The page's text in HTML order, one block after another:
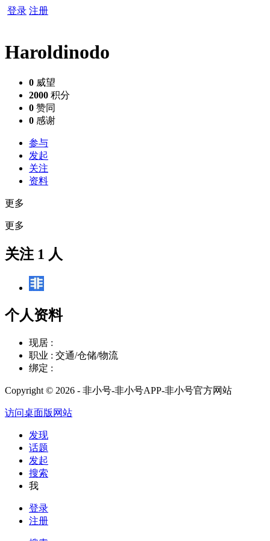
登录 注册
Haroldinodo
0 威望
2000 积分
0 赞同
0 感谢
参与
发起
关注
资料
更多
更多
关注 1 人
个人资料
现居 :
职业 : 交通/仓储/物流
绑定 :
Copyright © 2026 - 非小号-非小号APP-非小号官方网站
访问桌面版网站
发现
话题
发起
搜索
我
登录
注册